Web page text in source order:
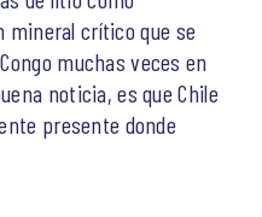
mineral crítico que se
muchas veces en
noticia, es que Chile
presente donde